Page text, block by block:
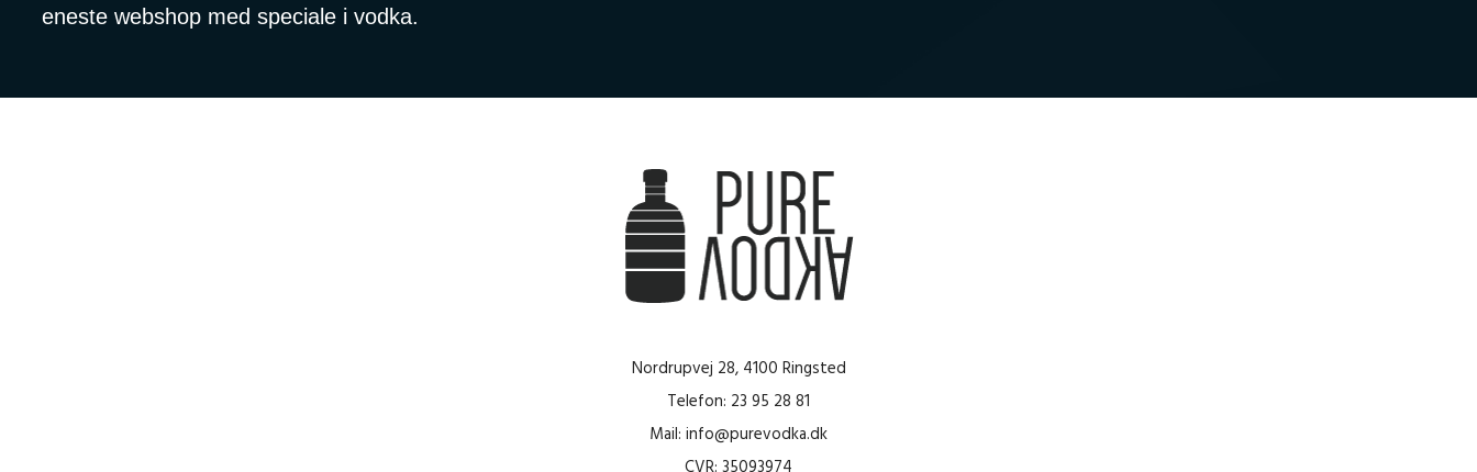
eneste webshop med speciale i vodka.
Nordrupvej 28, 4100 Ringsted
Telefon: 23 95 28 81
Mail: info@purevodka.dk
CVR: 35093974